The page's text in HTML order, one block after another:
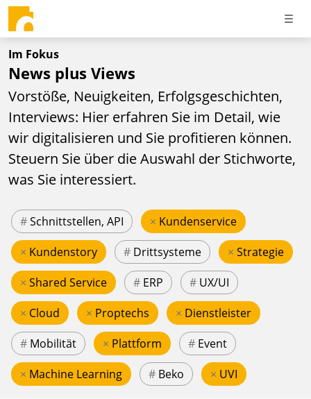
Im Fokus
News plus Views
Vorstöße, Neuigkeiten, Erfolgsgeschichten,
Interviews: Hier erfahren Sie im Detail, wie
wir digitalisieren und Sie profitieren können.
Steuern Sie über die Auswahl der Stichworte,
was Sie interessiert.
#Schnittstellen, API × Kundenservice
× Kundenstory # Drittsysteme × Strategie
× Shared Service # ERP # UX/UI
× Cloud × Proptechs × Dienstleister
# Mobilität × Plattform # Event
× Machine Learning # Beko × UVI